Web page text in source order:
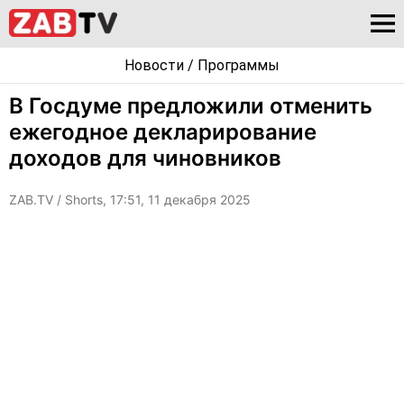
Новости / Программы
В Госдуме предложили отменить
ежегодное декларирование
доходов для чиновников
ZAB.TV / Shorts, 17:51, 11 декабря 2025